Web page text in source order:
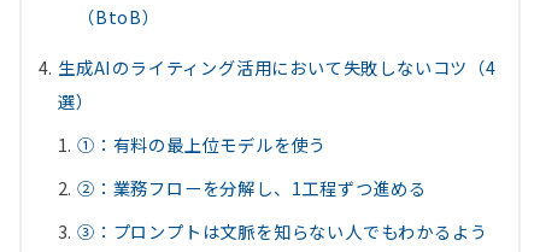
（BtoB）
生成AIのライティング活用において失敗しないコツ（4
選）
①：有料の最上位モデルを使う
②：業務フローを分解し、1工程ずつ進める
③：プロンプトは文脈を知らない人でもわかるよう